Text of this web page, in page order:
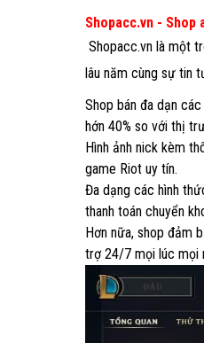
Shopacc.vn -
Shopacc.vn là một
lâu năm cùng sự tin
Shop bán đa dạn
hớn 40% so với thị
Hình ảnh nick kèm
game Riot uy tín.
Đa dạng các hình
thanh toán chuyển
Hơn nữa, shop đảm
trợ 24/7 mọi lúc mọi